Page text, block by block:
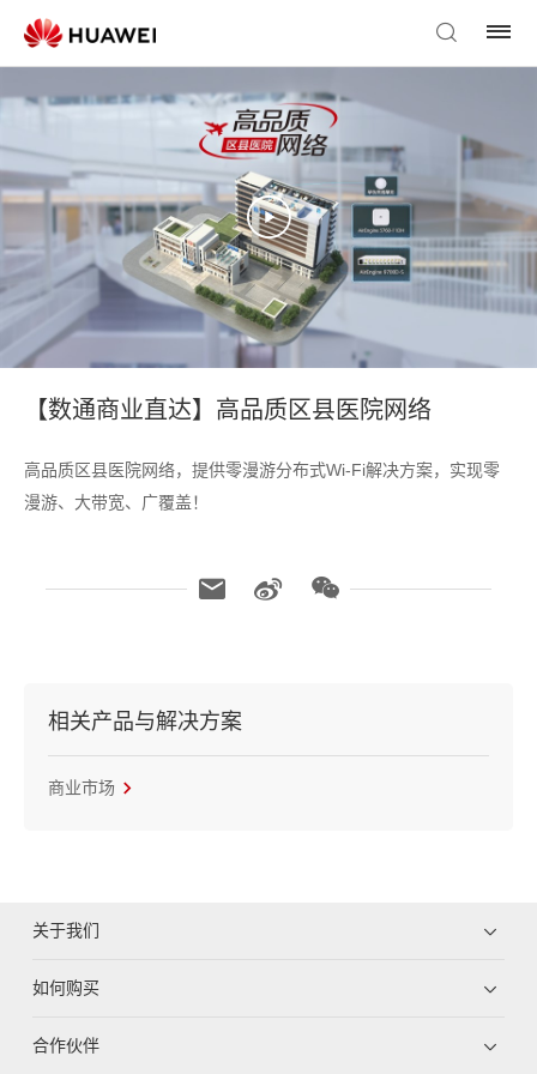
【数通商业直达】高品质区县医院网络
高品质区县医院网络，提供零漫游分布式Wi-Fi解决方案，实现零
漫游、大带宽、广覆盖！
相关产品与解决方案
商业市场
关于我们
如何购买
合作伙伴